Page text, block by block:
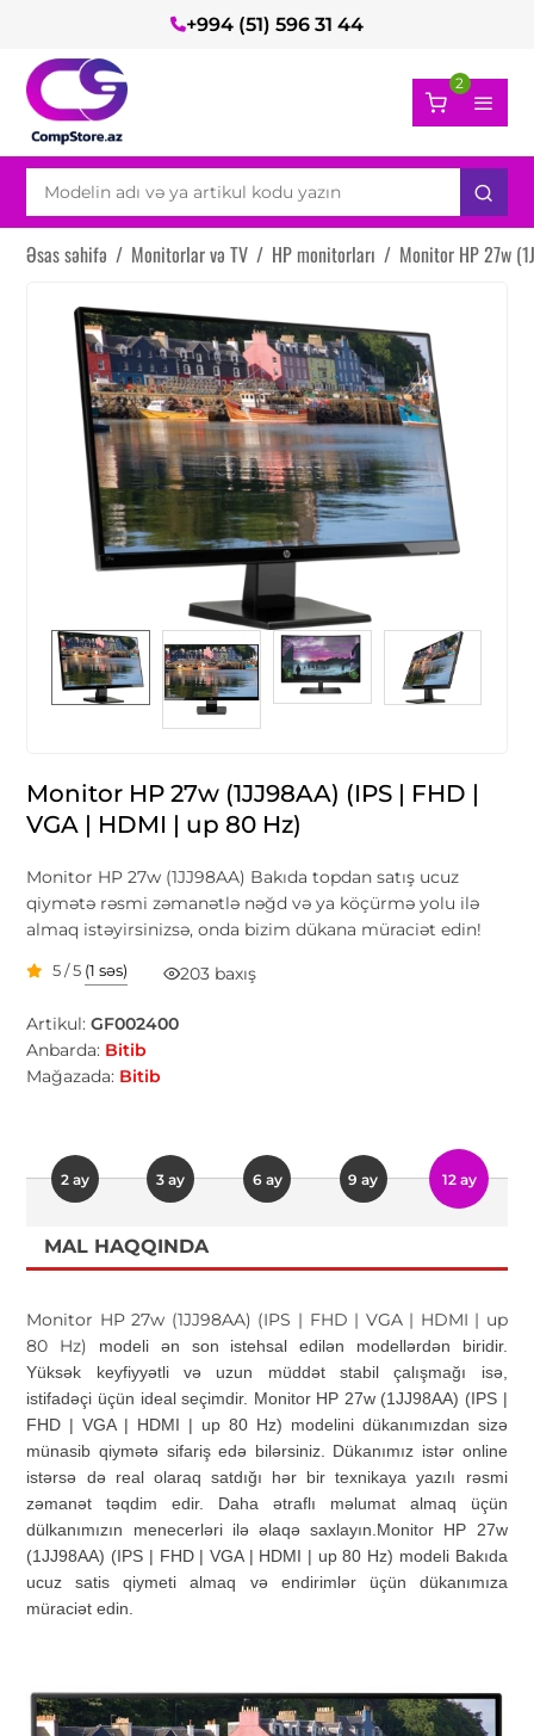
+994 (51) 596 31 44
2
Əsas səhifə / Monitorlar və TV / HP monitorları / Monitor HP 27w
Monitor HP 27w (1JJ98AA) (IPS | FHD |
VGA | HDMI | up 80 Hz)
Monitor HP 27w (1JJ98AA) Bakıda topdan satış ucuz
qiymətə rəsmi zəmanətlə nəğd və ya köçürmə yolu ilə
almaq istəyirsinizsə, onda bizim dükana müraciət edin!
5 / 5 (1 səs) 203 baxış
Artikul:GF002400
Anbarda: Bitib
Mağazada: Bitib
2 ay 3 ay 6 ay 9 ay 12 ay
MAL HAQQINDA
Monitor HP 27w (1JJ98AA) (IPS | FHD | VGA | HDMI | up
80 Hz)
modeli ən son istehsal edilən modellərdən biridir.
Yüksək keyfiyyətli və uzun müddət stabil çalışmağı isə,
istifadəçi üçün ideal seçimdir. Monitor HP 27w (1JJ98AA) (IPS |
FHD | VGA | HDMI | up 80 Hz) modelini dükanımızdan sizə
münasib qiymətə sifariş edə bilərsiniz. Dükanımız istər online
istərsə də real olaraq satdığı hər bir texnikaya yazılı rəsmi
zəmanət təqdim edir. Daha ətraflı məlumat almaq üçün
dülkanımızın menecerləri ilə əlaqə saxlayın .Monitor HP 27w
(1JJ98AA) (IPS | FHD | VGA | HDMI | up 80 Hz) modeli Bakıda
ucuz satis qiymeti almaq və endirimlər üçün dükanımıza
müraciət edin.